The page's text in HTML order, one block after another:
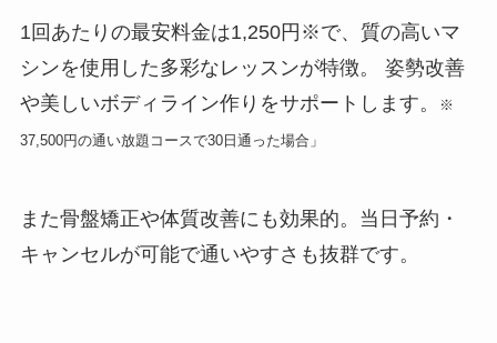
1回あたりの最安料金は1,250円※で、質の高いマ
シンを使用した多彩なレッスンが特徴。 姿勢改善
や美しいボディライン作りをサポートします。
※
37,500円の通い放題コースで30日通った場合」
また骨盤矯正や体質改善にも効果的。当日予約・
キャンセルが可能で通いやすさも抜群です。